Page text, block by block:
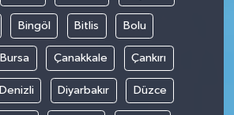
Bingöl Bitlis Bolu
Bursa Çanakkale Çankırı
Denizli Diyarbakır Düzce